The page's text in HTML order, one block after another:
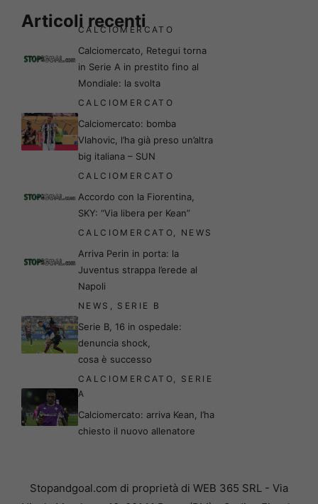
Articoli recenti
CALCIOMERCATO
Calciomercato, Retegui torna
in Serie A in prestito fino al
Mondiale: la svolta
CALCIOMERCATO
Calciomercato: bomba
Vlahovic, l’ha già preso un’altra
big italiana – SUN
CALCIOMERCATO
Accordo con la Fiorentina,
SKY: “Via libera per Kean”
CALCIOMERCATO NEWS
Arriva Perin in porta: la
Juventus strappa l’erede al
Napoli
NEWS SERIE B
Serie B, 16 in ospedale:
denuncia shock,
cosa è successo
CALCIOMERCATO
SERIE
A
Calciomercato: arriva Kean, l’ha
chiesto il nuovo allenatore
Stopandgoal.com di proprietà di WEB 365 SRL - Via